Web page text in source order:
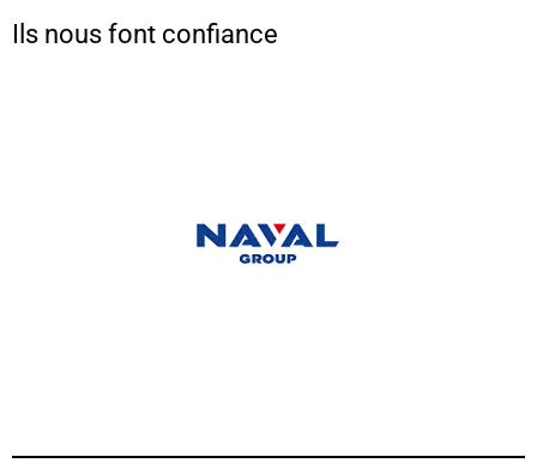
Ils nous font confiance